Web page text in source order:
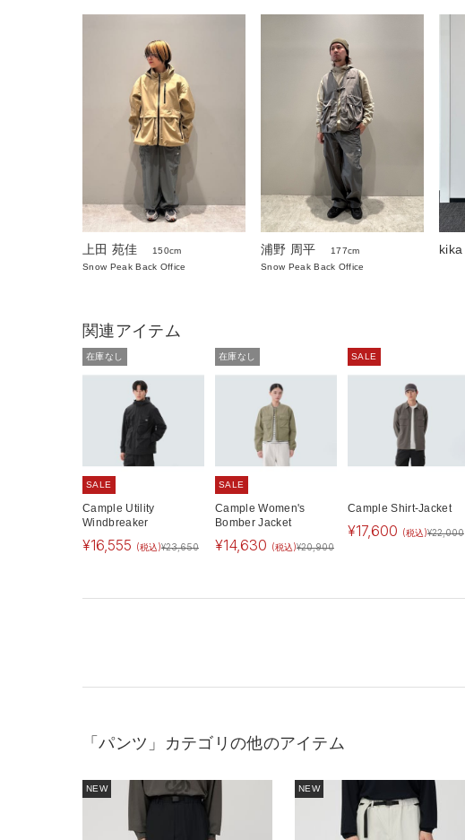
上田 苑佳
150cm
Snow Peak Back Office
浦野 周平
177cm
Snow Peak Back Office
kika
関連アイテム
在庫なし
SALE
Cample Utility
Windbreaker
¥16,555 (税込)¥23,650
在庫なし
SALE
Cample Women's
Bomber Jacket
¥14,630 (税込)¥20,900
SALE
Cample Shirt-Jacket
¥17,600 (税込)¥22,000
「パンツ」カテゴリの他のアイテム
NEW NEW